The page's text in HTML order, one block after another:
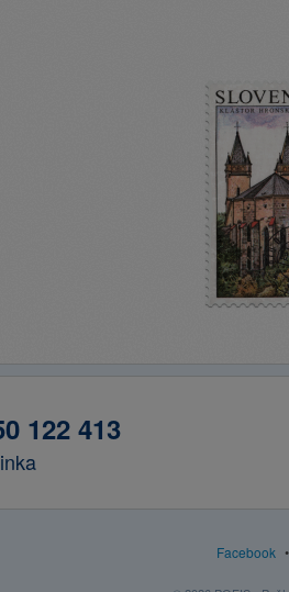
122 413
Facebook